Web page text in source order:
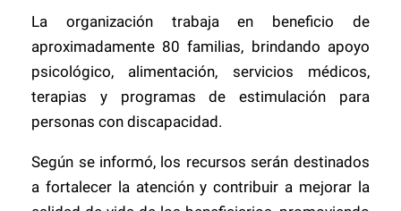
La organización trabaja en beneficio de
aproximadamente 80 familias, brindando apoyo
psicológico, alimentación, servicios médicos,
terapias y programas de estimulación para
personas con discapacidad.
Según se informó, los recursos serán destinados
a fortalecer la atención y contribuir a mejorar la